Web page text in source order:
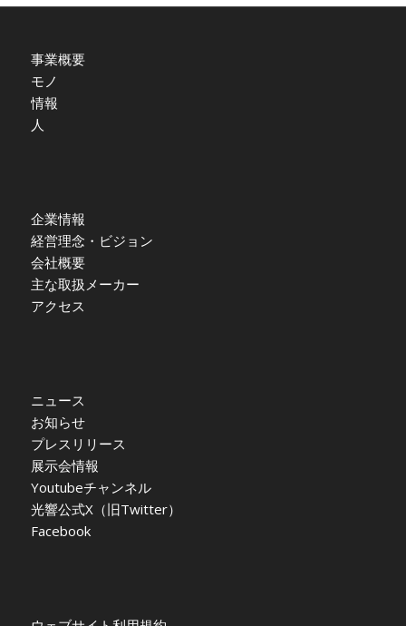
事業概要
モノ
情報
人
企業情報
経営理念・ビジョン
会社概要
主な取扱メーカー
アクセス
ニュース
お知らせ
プレスリリース
展示会情報
Youtubeチャンネル
光響公式X（旧Twitter）
Facebook